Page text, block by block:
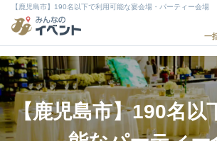
【鹿児島市】190名以下で利用可能な宴会場・パーティー会場
一
【鹿児島市】190名以